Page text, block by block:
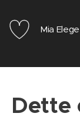
Mia
Dette